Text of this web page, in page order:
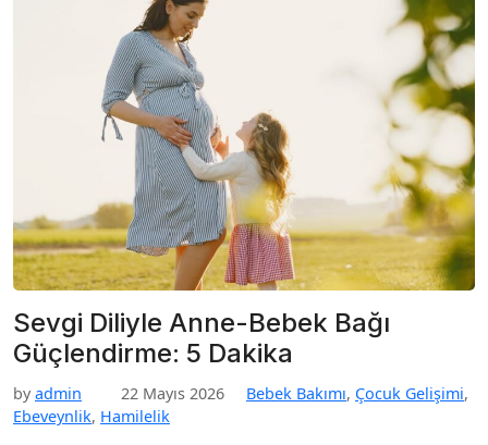
Sevgi Diliyle Anne-Bebek Bağı
Güçlendirme: 5 Dakika
by admin 22 Mayıs 2026 Bebek Bakımı, Çocuk Gelişimi,
Ebeveynlik, Hamilelik